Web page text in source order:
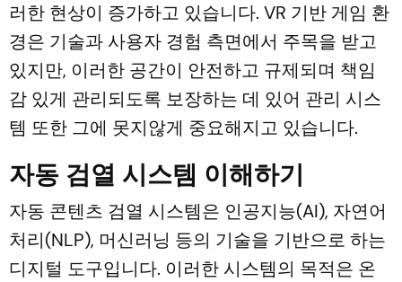
러한 현상이 증가하고 있습니다. VR 기반 게임 환
경은 기술과 사용자 경험 측면에서 주목을 받고
있지만, 이러한 공간이 안전하고 규제되며 책임
감 있게 관리되도록 보장하는 데 있어 관리 시스
템 또한 그에 못지않게 중요해지고 있습니다.
자동 검열 시스템 이해하기
자동 콘텐츠 검열 시스템은 인공지능(AI), 자연어
처리(NLP), 머신러닝 등의 기술을 기반으로 하는
디지털 도구입니다. 이러한 시스템의 목적은 온